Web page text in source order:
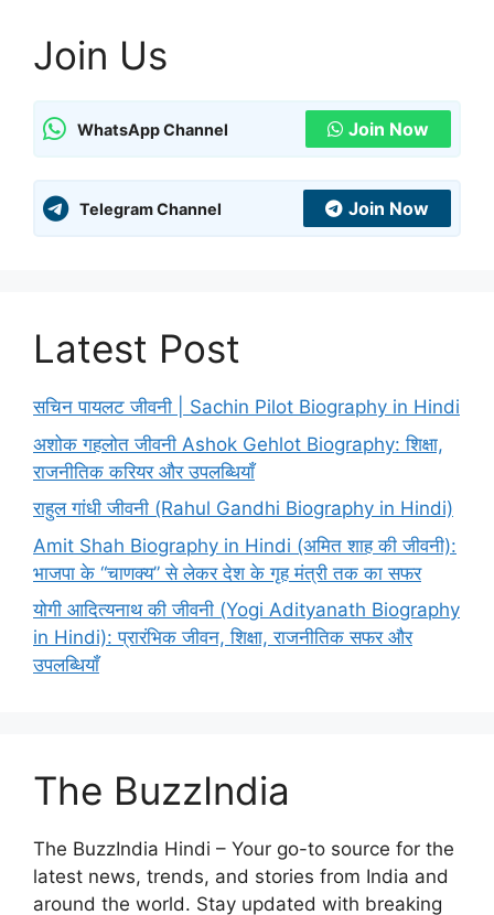
Join Us
WhatsApp Channel Join Now
Telegram Channel Join Now
Latest Post
सचिन पायलट जीवनी | Sachin Pilot Biography in Hindi
अशोक गहलोत जीवनी Ashok Gehlot Biography: शिक्षा,
राजनीतिक करियर और उपलब्धियाँ
राहुल गांधी जीवनी (Rahul Gandhi Biography in Hindi)
Amit Shah Biography in Hindi (अमित शाह की जीवनी):
भाजपा के “चाणक्य” से लेकर देश के गृह मंत्री तक का सफर
योगी आदित्यनाथ की जीवनी (Yogi Adityanath Biography
in Hindi): प्रारंभिक जीवन, शिक्षा, राजनीतिक सफर और
उपलब्धियाँ
The BuzzIndia
The BuzzIndia Hindi – Your go-to source for the
latest news, trends, and stories from India and
around the world. Stay updated with breaking